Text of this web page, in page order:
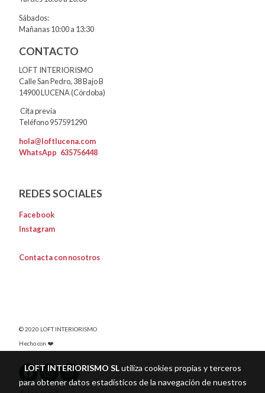
Sábados:
Mañanas 10:00 a 13:30
CONTACTO
LOFT INTERIORISMO
Calle San Pedro, 38 Bajo B
14900 LUCENA (Córdoba)
Cita previa
Teléfono 957591290
hola@loftlucena.com
WhatsApp 635756448
REDES SOCIALES
Facebook
Instagram
Contacta con nosotros
© 2020 LOFT INTERIORISMO
Hecho con ❤️
LOFT INTERIORISMO SLutiliza cookies propias y terceros
para obtener datos estadísticos de la navegación de nuestros